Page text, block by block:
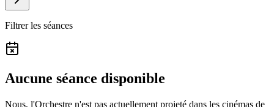
Filtrer les séances
Aucune séance disponible
Nous, l'Orchestre n'est pas actuellement projeté dans les cinémas de